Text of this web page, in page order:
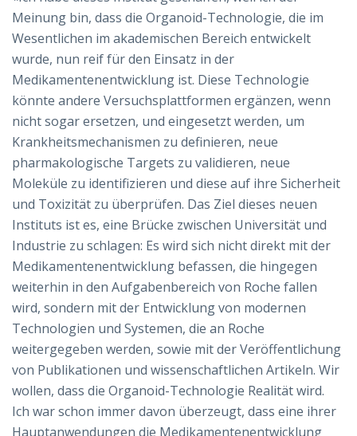
Meinung bin, dass die Organoid-Technologie, die im
Wesentlichen im akademischen Bereich entwickelt
wurde, nun reif für den Einsatz in der
Medikamentenentwicklung ist. Diese Technologie
könnte andere Versuchsplattformen ergänzen, wenn
nicht sogar ersetzen, und eingesetzt werden, um
Krankheitsmechanismen zu definieren, neue
pharmakologische Targets zu validieren, neue
Moleküle zu identifizieren und diese auf ihre Sicherheit
und Toxizität zu überprüfen. Das Ziel dieses neuen
Instituts ist es, eine Brücke zwischen Universität und
Industrie zu schlagen: Es wird sich nicht direkt mit der
Medikamentenentwicklung befassen, die hingegen
weiterhin in den Aufgabenbereich von Roche fallen
wird, sondern mit der Entwicklung von modernen
Technologien und Systemen, die an Roche
weitergegeben werden, sowie mit der Veröffentlichung
von Publikationen und wissenschaftlichen Artikeln. Wir
wollen, dass die Organoid-Technologie Realität wird.
Ich war schon immer davon überzeugt, dass eine ihrer
Hauptanwendungen die Medikamentenentwicklung